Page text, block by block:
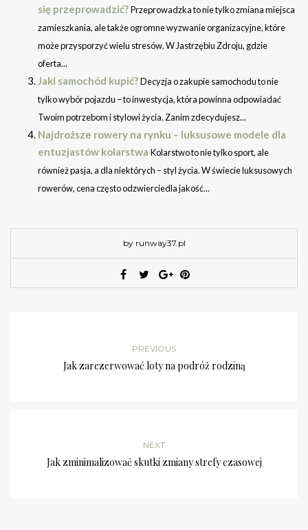
się przeprowadzić?Przeprowadzka to nie tylko zmiana miejsca
zamieszkania, ale także ogromne wyzwanie organizacyjne, które
może przysporzyć wielu stresów. W Jastrzębiu Zdroju, gdzie
oferta...
Jaki samochód kupić?Decyzja o zakupie samochodu to nie
tylko wybór pojazdu – to inwestycja, która powinna odpowiadać
Twoim potrzebom i stylowi życia. Zanim zdecydujesz...
Najdroższe rowery na rynku – luksusowe modele dla
entuzjastów kolarstwa Kolarstwo to nie tylko sport, ale
również pasja, a dla niektórych – styl życia. W świecie luksusowych
rowerów, cena często odzwierciedla jakość...
by runway37.pl
PREVIOUS
Jak zarezerwować loty na podróż rodziną
NEXT
Jak zminimalizować skutki zmiany strefy czasowej